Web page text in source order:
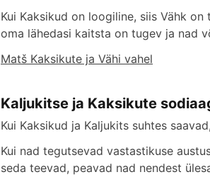
Kui Kaksikud on loogiline, siis Vähk
oma lähedasi kaitsta on tugev ja nad
Matš Kaksikute ja Vähi vahel
Kaljukitse ja Kaksikute
Kui Kaksikud ja Kaljukits suhtes
Kui nad tegutsevad vastastikuse
seda teevad, peavad nad nendest